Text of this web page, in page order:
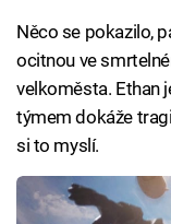
Něco se pokazilo,
ocitnou ve
velkoměsta. Ethan
týmem dokáže
si to myslí.